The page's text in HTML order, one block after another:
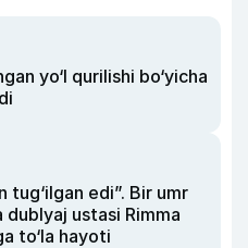
yo‘l qurilishi bo‘yicha
tug‘ilgan edi”. Bir umr
ustasi Rimma
to‘la hayoti